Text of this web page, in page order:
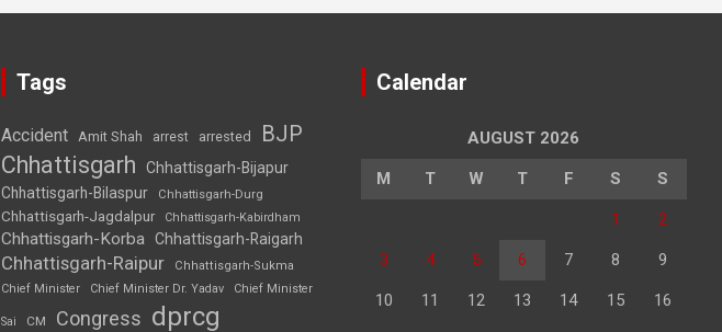
Tags
Accident Amit Shah arrest arrested BJP
Chhattisgarh
Chhattisgarh-Bijapur
Chhattisgarh-Bilaspur
Chhattisgarh-Durg
Chhattisgarh-Jagdalpur Chhattisgarh-Kabirdham
Chhattisgarh-Korba Chhattisgarh-Raigarh
Chhattisgarh-Raipur
Chhattisgarh-Sukma
Chief Minister
Chief Minister Dr. Yadav Chief Minister
Sai CM Congress dprcg
Calendar
AUGUST 2026
M T W T F S S
1 2
3 4 5 6 7 8 9
10 11 12 13 14 15 16